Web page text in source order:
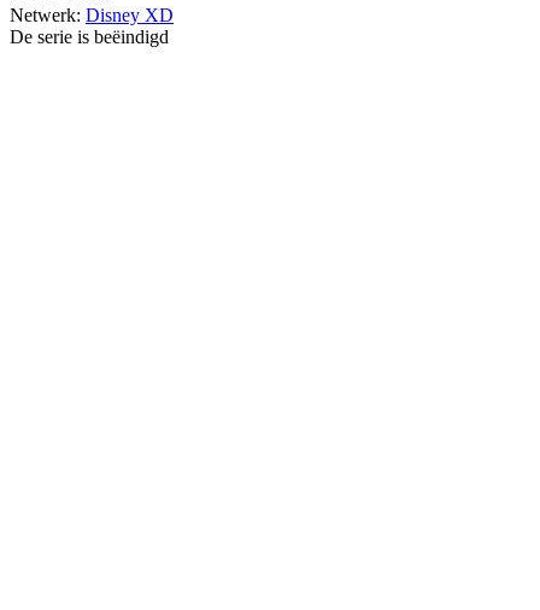
Netwerk: Disney XD
De serie is beëindigd